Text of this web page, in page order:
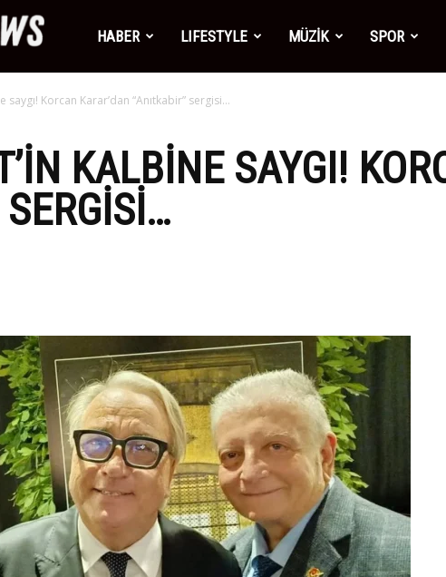
Number1
News
HABER LIFESTYLE MÜZİK SPOR
saygı! Korcan Karar’dan “Anıtkabir” sergisi…
KALBINE SAYGI!